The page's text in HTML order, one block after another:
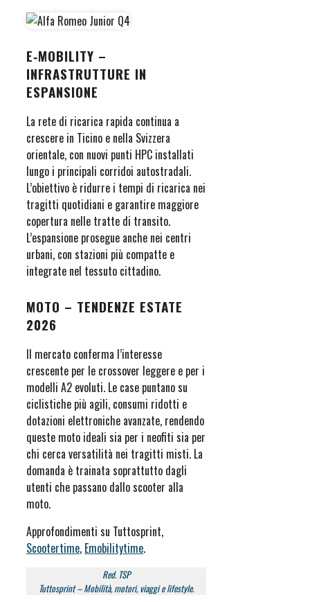
E‑MOBILITY –
INFRASTRUTTURE IN
ESPANSIONE
La rete di ricarica rapida continua a
crescere in Ticino e nella Svizzera
orientale, con nuovi punti HPC installati
lungo i principali corridoi autostradali.
L’obiettivo è ridurre i tempi di ricarica nei
tragitti quotidiani e garantire maggiore
copertura nelle tratte di transito.
L’espansione prosegue anche nei centri
urbani, con stazioni più compatte e
integrate nel tessuto cittadino.
MOTO – TENDENZE ESTATE
2026
Il mercato conferma l’interesse
crescente per le crossover leggere e per i
modelli A2 evoluti. Le case puntano su
ciclistiche più agili, consumi ridotti e
dotazioni elettroniche avanzate, rendendo
queste moto ideali sia per i neofiti sia per
chi cerca versatilità nei tragitti misti. La
domanda è trainata soprattutto dagli
utenti che passano dallo scooter alla
moto.
Approfondimenti su Tuttosprint,
Scootertime, Emobilitytime.
Red. TSP
Tuttosprint – Mobilità, motori, viaggi e lifestyle.